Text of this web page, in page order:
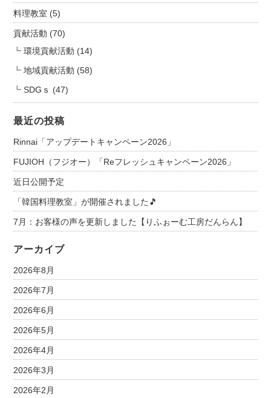
料理教室 (5)
貢献活動 (70)
環境貢献活動 (14)
地域貢献活動 (58)
SDGｓ (47)
最近の投稿
Rinnai「アップデートキャンペーン2026」
FUJIOH（フジオー）「Reフレッシュキャンペーン2026」
近日公開予定
「韓国料理教室」が開催されました🎵
7月：お客様の声を更新しました【りふぉーむ工房だんらん】
アーカイブ
2026年8月
2026年7月
2026年6月
2026年5月
2026年4月
2026年3月
2026年2月